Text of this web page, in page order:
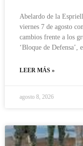
Abelardo de la
viernes 7 de agosto
cambios frente a los
‘Bloque de Defensa’,
LEER MÁS »
agosto 8, 2026